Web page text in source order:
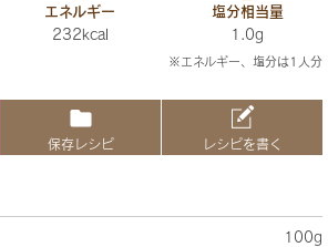
エネルギー
232kcal
塩分相当量
1.0g
※エネルギー、塩分は1人分
保存レシピ レシピを書く
100g